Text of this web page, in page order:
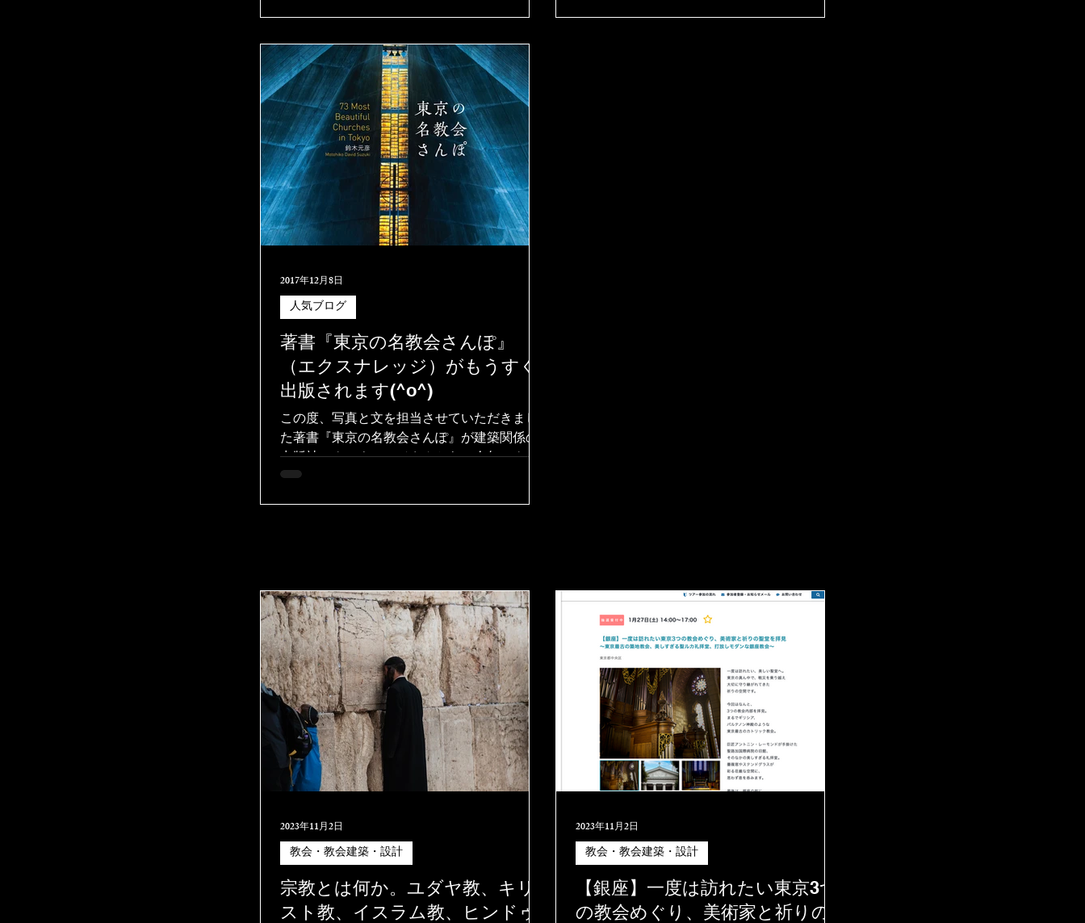
「作品に感じられる精神性の高さ」と
著書『東京の名教会さんぽ』
（エクスナレッジ）がもうすぐ
出版されます(^o^)
この度、写真と文を担当させていただきまし
た著書『東京の名教会さんぽ』が建築関係の
出版社エクスナレッジさんから、今年のクリ
スマス直前に出版されることになりました。
人気ブログ
2017年12月8日
宗教とは何か。ユダヤ教、キリ
スト教、イスラム教、ヒンドゥ
教会・教会建築・設計
2023年11月2日
【銀座】一度は訪れたい東京3つ
の教会めぐり、美術家と祈りの
教会・教会建築・設計
2023年11月2日